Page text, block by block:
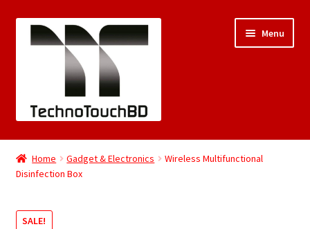
Skip
Skip
Menu
Home
Shop
Gadget & Electronics
Home Gadget & Electronics
Wireless Multifunctional
Disinfection Box
SALE!